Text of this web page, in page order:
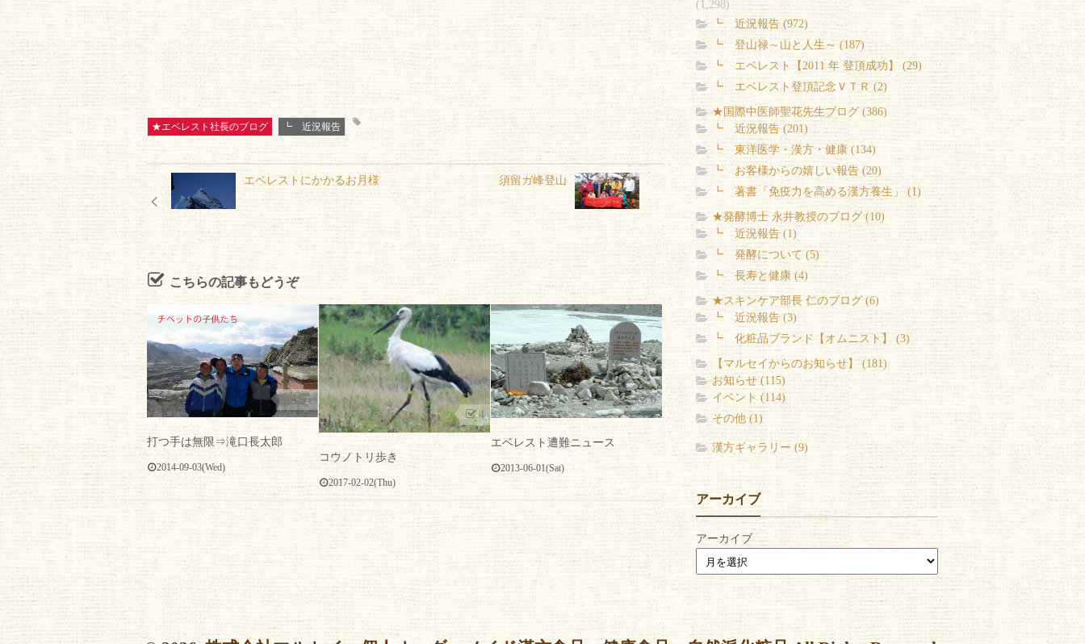
★エベレスト社長のブログ ┗ 近況報告
エベレストにかかるお月様 須留ガ峰登山
こちらの記事もどうぞ
131
打つ手は無限⇒滝口長太郎
2014-09-03(Wed)
4
コウノトリ歩き
2017-02-02(Thu)
0
エベレスト遭難ニュース
2013-06-01(Sat)
(1,298)
┗ 近況報告 (972)
┗ 登山禄～山と人生～ (187)
┗ エベレスト【2011 年 登頂成功】 (29)
┗ エベレスト登頂記念ＶＴＲ (2)
★国際中医師聖花先生ブログ (386)
┗ 近況報告 (201)
┗ 東洋医学・漢方・健康 (134)
┗ お客様からの嬉しい報告 (20)
┗ 著書「免疫力を高める漢方養生」 (1)
★発酵博士 永井教授のブログ (10)
┗ 近況報告 (1)
┗ 発酵について (5)
┗ 長寿と健康 (4)
★スキンケア部長 仁のブログ (6)
┗ 近況報告 (3)
┗ 化粧品ブランド【オムニスト】 (3)
【マルセイからのお知らせ】 (181)
お知らせ (115)
イベント (114)
その他 (1)
漢方ギャラリー (9)
アーカイブ
アーカイブ